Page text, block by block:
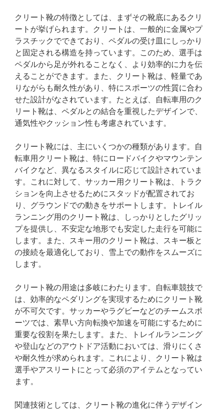
クリート靴の特徴としては、まずその靴底にあるクリ
ートが挙げられます。クリートは、一般的に金属やプ
ラスチックでできており、ペダルの受け皿にしっかり
と固定される構造を持っています。このため、選手は
ペダルから足が外れることなく、より効率的に力を伝
えることができます。また、クリート靴は、軽量であ
りながらも耐久性があり、特にスポーツの性質に合わ
せた設計がなされています。たとえば、自転車用のク
リート靴は、ペダルとの結合を重視したデザインで、
通気性やクッション性も考慮されています。
クリート靴には、主にいくつかの種類があります。自
転車用クリート靴は、特にロードバイクやマウンテン
バイクなど、異なるスタイルに応じて設計されていま
す。これに対して、サッカー用クリート靴は、トラク
ションを向上させるためにスタッドが配置されてお
り、グラウンドでの動きをサポートします。トレイル
ランニング用のクリート靴は、しっかりとしたグリッ
プを提供し、不安定な地形でも安定した走行を可能に
します。また、スキー用のクリート靴は、スキー板と
の接続を最適化しており、雪上での動作をスムーズに
します。
クリート靴の用途は多岐にわたります。自転車競技で
は、効率的なペダリングを実現するためにクリート靴
が不可欠です。サッカーやラグビーなどのチームスポ
ーツでは、素早い方向転換や加速を可能にするために
重要な役割を果たします。また、トレイルランニング
や登山などのアウトドア活動においては、滑りにくさ
や耐久性が求められます。これにより、クリート靴は
選手やアスリートにとって必須のアイテムとなってい
ます。
関連技術としては、クリート靴の進化に伴うデザイン